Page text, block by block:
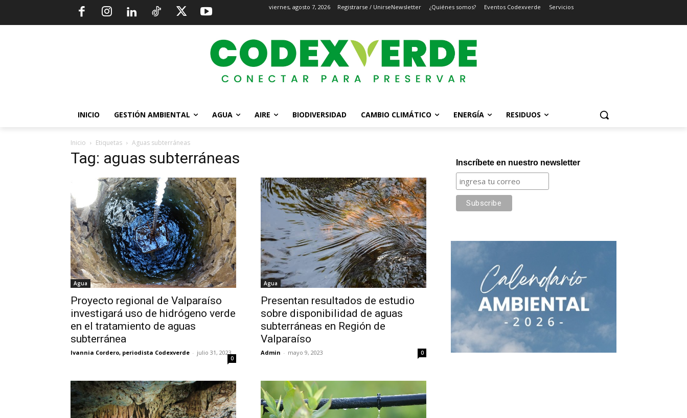
viernes, agosto 7, 2026 Registrarse / UnirseNewsletter ¿Quiénes somos? Eventos Codexverde Servicios
INICIO GESTIÓN AMBIENTAL AGUA AIRE BIODIVERSIDAD CAMBIO CLIMÁTICO ENERGÍA RESIDUOS
Inicio Etiquetas Aguas subterráneas
Tag: aguas subterráneas
Agua
Proyecto regional de Valparaíso
investigará uso de hidrógeno verde
en el tratamiento de aguas
subterránea
Ivannia Cordero, periodista Codexverde - julio 31, 2023
0
Agua
Presentan resultados de estudio
sobre disponibilidad de aguas
subterráneas en Región de
Valparaíso
Admin - mayo 9, 2023 0
Inscríbete en nuestro newsletter